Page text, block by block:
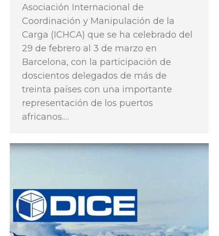
Asociación Internacional de
Coordinación y Manipulación de la
Carga (ICHCA) que se ha celebrado del
29 de febrero al 3 de marzo en
Barcelona, con la participación de
doscientos delegados de más de
treinta países con una importante
representación de los puertos
africanos.…